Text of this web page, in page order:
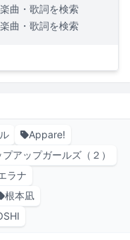
曲・歌詞を検索
曲・歌詞を検索
Appare!
アップガールズ（２）
ラナ
根本凪